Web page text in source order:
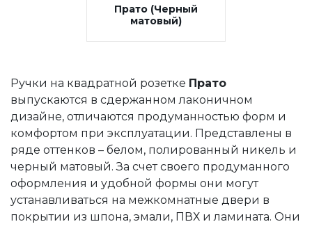
Накладки под цилиндр
Фурнитура для финских дверей
Прочее (доводчики, ограничители)
Прато (Черный
матовый)
Ручки на квадратной розетке Прато
выпускаются в сдержанном лаконичном
дизайне, отличаются продуманностью форм и
комфортом при эксплуатации. Представлены в
ряде оттенков – белом, полированный никель и
черный матовый. За счет своего продуманного
оформления и удобной формы они могут
устанавливаться на межкомнатные двери в
покрытии из шпона, эмали, ПВХ и ламината. Они